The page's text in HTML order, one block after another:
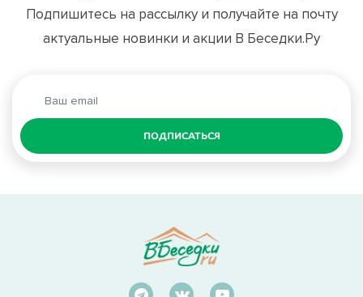
Подпишитесь на рассылку и получайте на почту
актуальные новинки и акции В Беседки.Ру
ПОДПИСАТЬСЯ